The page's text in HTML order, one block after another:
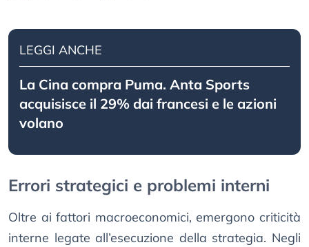
LEGGI ANCHE
La Cina compra Puma. Anta Sports
acquisisce il 29% dai francesi e le azioni
volano
Errori strategici e problemi interni
Oltre ai fattori macroeconomici, emergono criticità
interne legate all’esecuzione della strategia. Negli